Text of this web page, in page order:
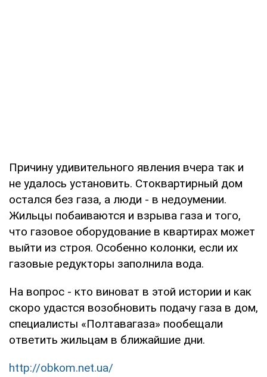
Причину удивительного явления вчера так и
не удалось установить. Стоквартирный дом
остался без газа, а люди - в недоумении.
Жильцы побаиваются и взрыва газа и того,
что газовое оборудование в квартирах может
выйти из строя. Особенно колонки, если их
газовые редукторы заполнила вода.
На вопрос - кто виноват в этой истории и как
скоро удастся возобновить подачу газа в дом,
специалисты «Полтавагаза» пообещали
ответить жильцам в ближайшие дни.
http://obkom.net.ua/